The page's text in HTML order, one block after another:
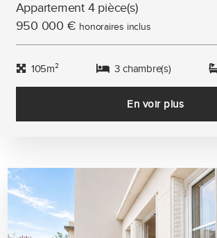
Appartement 4 pièce(s)
950 000 € honoraires inclus
105m² 3 chambre(s)
En voir plus